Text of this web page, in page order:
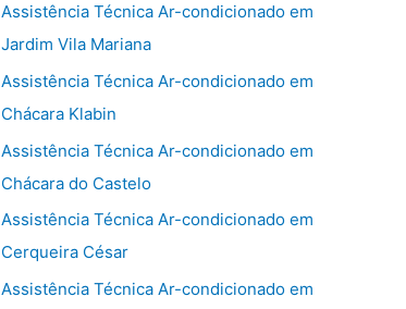
Assistência Técnica Ar-condicionado em
Jardim Vila Mariana
Assistência Técnica Ar-condicionado em
Chácara Klabin
Assistência Técnica Ar-condicionado em
Chácara do Castelo
Assistência Técnica Ar-condicionado em
Cerqueira César
Assistência Técnica Ar-condicionado em